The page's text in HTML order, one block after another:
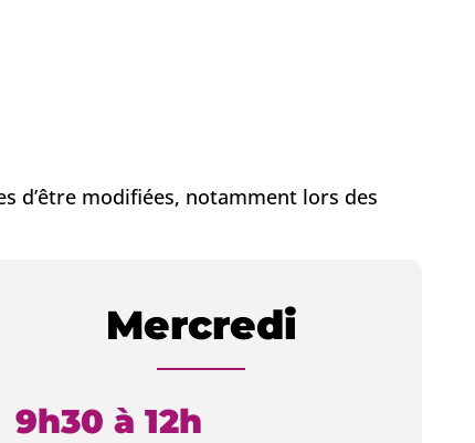
d’être modifiées, notamment lors des
Mercredi
9h30 à 12h